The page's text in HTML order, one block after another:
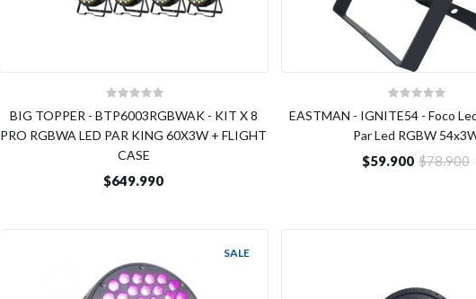
BIG TOPPER - BTP6003RGBWAK - KIT X 8
PRO RGBWA LED PAR KING 60X3W + FLIGHT
CASE
$649.990
EASTMAN - IGNITE54 - Foco
Par Led RGBW
$59.900 $78.900
SALE